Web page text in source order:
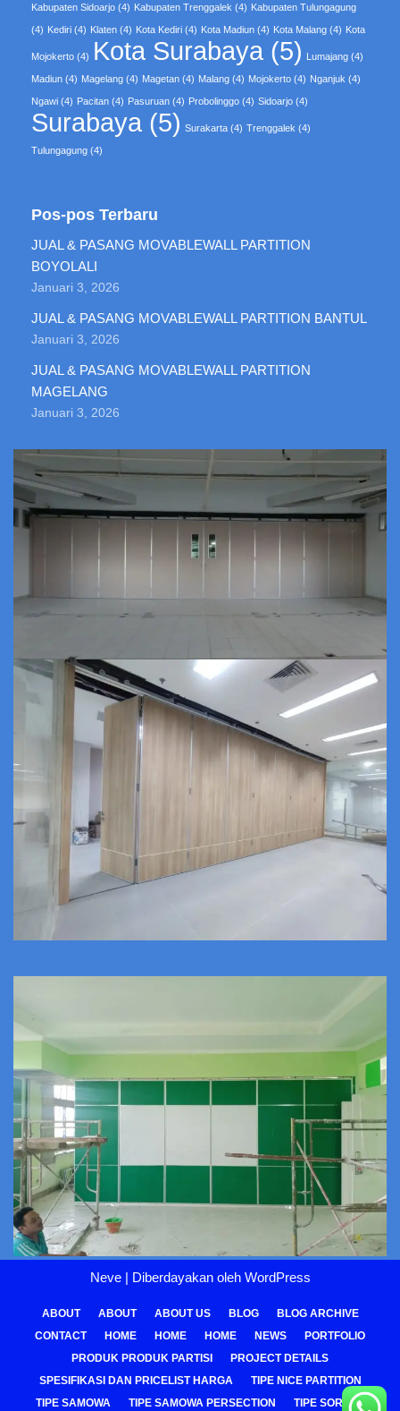
Kabupaten Sidoarjo (4) Kabupaten Trenggalek (4) Kabupaten Tulungagung
(4) Kediri (4) Klaten (4) Kota Kediri (4) Kota Madiun (4) Kota Malang (4) Kota
Mojokerto (4) Kota Surabaya (5) Lumajang (4)
Madiun (4) Magelang (4) Magetan (4) Malang (4) Mojokerto (4) Nganjuk (4)
Ngawi (4) Pacitan (4) Pasuruan (4) Probolinggo (4) Sidoarjo (4)
Surabaya (5) Surakarta (4) Trenggalek (4)
Tulungagung (4)
Pos-pos Terbaru
JUAL & PASANG MOVABLEWALL PARTITION
BOYOLALI
Januari 3, 2026
JUAL & PASANG MOVABLEWALL PARTITION BANTUL
Januari 3, 2026
JUAL & PASANG MOVABLEWALL PARTITION
MAGELANG
Januari 3, 2026
Neve| Diberdayakan oleh WordPress
ABOUT ABOUT ABOUT US BLOG
BLOG ARCHIVE
CONTACT
HOME HOME HOME NEWS
PORTFOLIO
PRODUK PRODUK PARTISI
PROJECT DETAILS
SPESIFIKASI DAN PRICELIST HARGA
TIPE NICE PARTITION
TIPE SAMOWA
TIPE SAMOWA PERSECTION TIPE SOREPA